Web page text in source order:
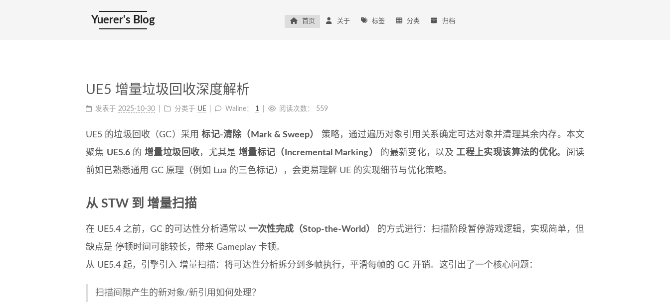
Yuerer's Blog 首页 关于 标签 分类 归档
UE5 增量垃圾回收深度解析
发表于 2025-10-30 分类于 UE Waline： 1 阅读次数： 559
UE5 的垃圾回收（GC）采用标记-清除（Mark & Sweep）
策略，通过遍历对象引用关系确定可达对象并清理其余内存。本文
聚焦 UE5.6 的增量垃圾回收，尤其是增量标记（Incremental Marking） 的最新变化，以及 工程上实现该算法的优化。阅读
前如已熟悉通用 GC 原理（例如 Lua 的三色标记），会更易理解 UE 的实现细节与优化策略。
从 STW 到 增量扫描
在 UE5.4 之前，GC 的可达性分析通常以 一次性完成（Stop-the-World）
的方式进行：扫描阶段暂停游戏逻辑，实现简单，但
缺点是 停顿时间可能较长，带来 Gameplay 卡顿。
从 UE5.4 起，引擎引入 增量扫描：将可达性分析拆分到多帧执行，平滑每帧的 GC 开销。这引出了一个核心问题：
扫描间隙产生的新对象/新引用如何处理？